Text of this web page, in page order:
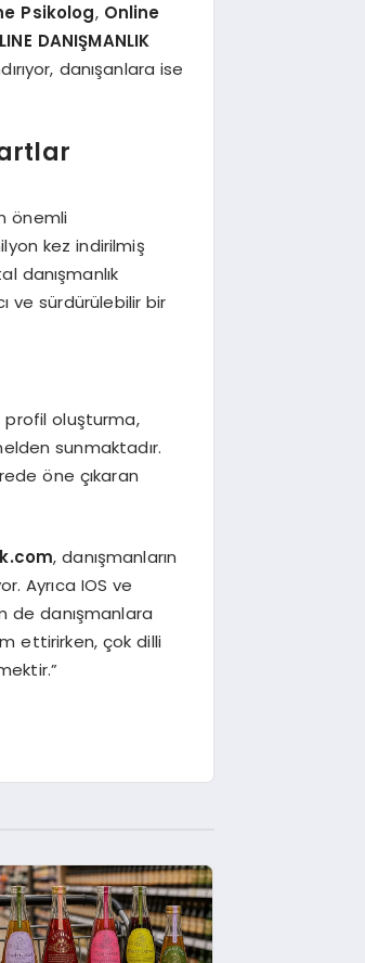
Psikolog, Online
DANIŞMANLIK
danışanlara ise
önemli
kez indirilmiş
danışmanlık
ve sürdürülebilir bir
profil oluşturma,
sunmaktadır.
öne çıkaran
, danışmanların
Ayrıca IOS ve
de danışmanlara
ettirirken, çok dilli